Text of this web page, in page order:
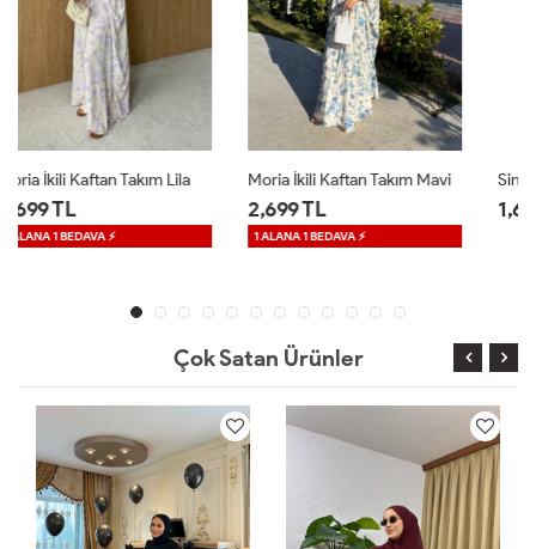
Moria İkili Kaftan Takım Mavi
2,699 TL
1 ALANA 1 BEDAVA ⚡
Sinea Sandy Elbise Kahverengi
1,699 TL
Çok Satan Ürünler